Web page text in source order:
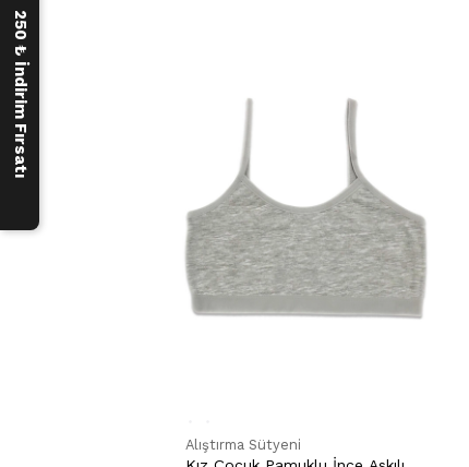
Alıştırma Sütyeni
250 ₺ İndirim Fırsatı